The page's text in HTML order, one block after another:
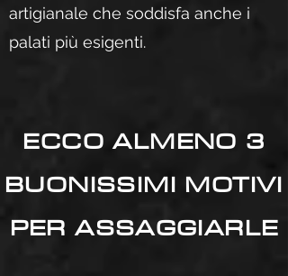
artigianale che soddisfa anche i
palati più esigenti.
ECCO ALMENO 3
BUONISSIMI MOTIVI
PER ASSAGGIARLE